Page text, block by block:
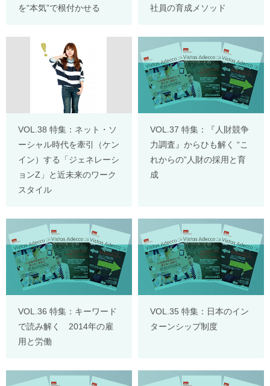
を“本気”で根付かせる
社員の育成メソッド
VOL.38 特集：ネット・ソ
ーシャル時代を牽引（ケン
イン）する「ジェネレーシ
ョンZ」と近未来のワーク
スタイル
VOL.37 特集：『人財競争
力調査』からひも解く “こ
れからの”人財の採用と育
成
VOL.36 特集：キーワード
で読み解く 2014年の雇
用と労働
VOL.35 特集：日本のイン
ターンシップ制度